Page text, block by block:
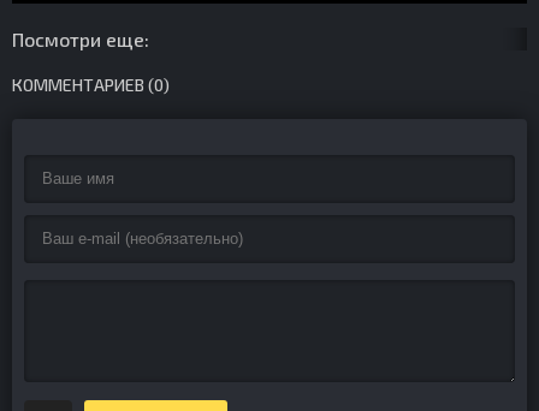
Посмотри еще:
КОММЕНТАРИЕВ (0)